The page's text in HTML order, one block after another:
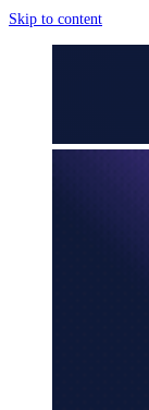
Skip to content